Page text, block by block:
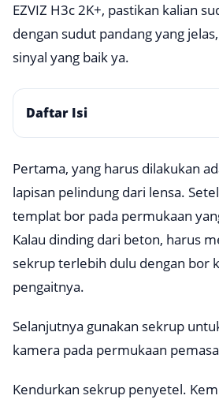
EZVIZ H3c 2K+, pastikan kalian
dengan sudut pandang yang
sinyal yang baik ya.
Daftar Isi
Pertama, yang harus dilakukan
lapisan pelindung dari lensa.
templat bor pada permukaan
Kalau dinding dari beton, harus
sekrup terlebih dulu dengan bor
pengaitnya.
Selanjutnya gunakan sekrup
kamera pada permukaan
Kendurkan sekrup penyetel.